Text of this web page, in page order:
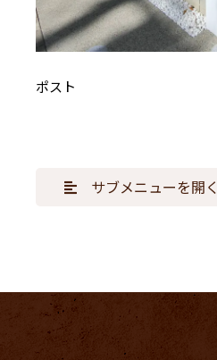
ポスト
サブメニューを開く